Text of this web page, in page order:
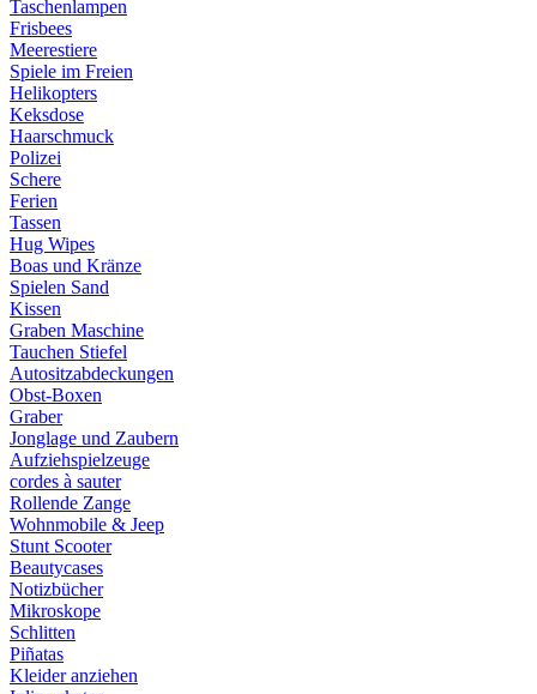
Taschenlampen
Frisbees
Meerestiere
Spiele im Freien
Helikopters
Keksdose
Haarschmuck
Polizei
Schere
Ferien
Tassen
Hug Wipes
Boas und Kränze
Spielen Sand
Kissen
Graben Maschine
Tauchen Stiefel
Autositzabdeckungen
Obst-Boxen
Graber
Jonglage und Zaubern
Aufziehspielzeuge
cordes à sauter
Rollende Zange
Wohnmobile & Jeep
Stunt Scooter
Beautycases
Notizbücher
Mikroskope
Schlitten
Piñatas
Kleider anziehen